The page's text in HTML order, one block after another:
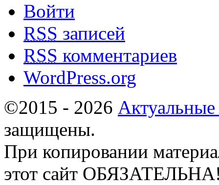
Войти
RSS записей
RSS комментариев
WordPress.org
©2015 - 2026
защищены.
При копировании
этот сайт